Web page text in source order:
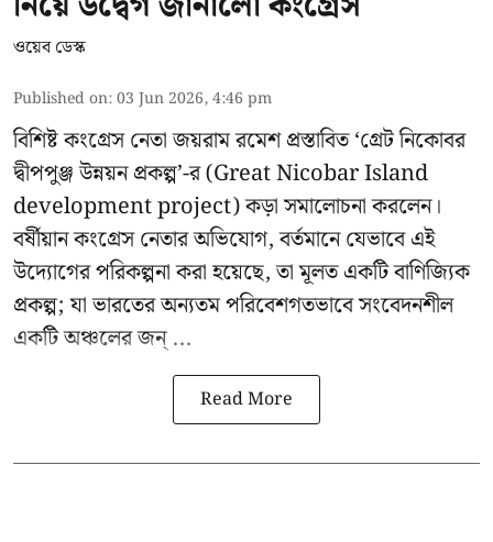
ওয়েব ডেস্ক
Published on:03 Jun 2026, 4:46 pm
বিশিষ্ট কংগ্রেস নেতা জয়রাম রমেশ প্রস্তাবিত ‘গ্রেট নিকোবর
দ্বীপপুঞ্জ উন্নয়ন প্রকল্প’-র (Great Nicobar Island
development project) কড়া সমালোচনা করলেন।
বর্ষীয়ান কংগ্রেস নেতার অভিযোগ, বর্তমানে যেভাবে এই
উদ্যোগের পরিকল্পনা করা হয়েছে, তা মূলত একটি বাণিজ্যিক
প্রকল্প; যা ভারতের অন্যতম পরিবেশগতভাবে সংবেদনশীল
একটি অঞ্চলের জন্ ...
Read More